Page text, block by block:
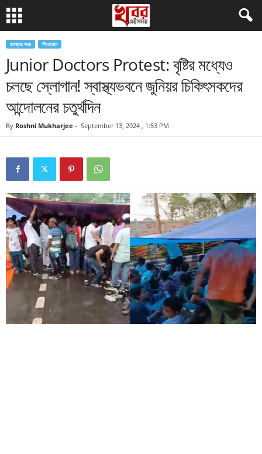
রাজ্যের খবর শিরোনাম
Junior Doctors Protest: বৃষ্টির মধ্যেও
চলছে স্লোগান! স্বাস্থ্যভবনে জুনিয়র চিকিৎসকদের
আন্দোলনের চতুর্থদিন
By Roshni Mukharjee - September 13, 2024 , 1:53 PM